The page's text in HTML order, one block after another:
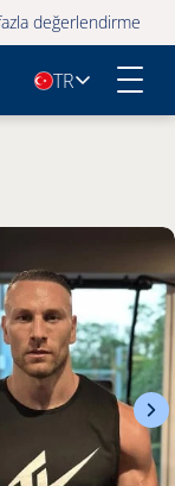
değerlendirme
🇹🇷TR